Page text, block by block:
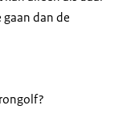
dan de